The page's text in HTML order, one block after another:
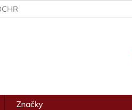
OSOBNÍCH ÚDAJŮ
Značky